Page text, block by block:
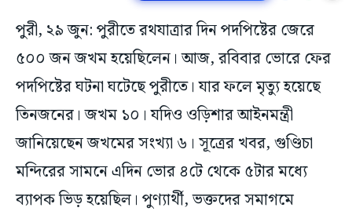
পুরী, ২৯ জুন: পুরীতে রথযাত্রার দিন পদপিষ্টের জেরে
৫০০ জন জখম হয়েছিলেন। আজ, রবিবার ভোরে ফের
পদপিষ্টের ঘটনা ঘটেছে পুরীতে। যার ফলে মৃত্যু হয়েছে
তিনজনের। জখম ১০। যদিও ওড়িশার আইনমন্ত্রী
জানিয়েছেন জখমের সংখ্যা ৬। সূত্রের খবর, গুণ্ডিচা
মন্দিরের সামনে এদিন ভোর ৪টে থেকে ৫টার মধ্যে
ব্যাপক ভিড় হয়েছিল। পুণ্যার্থী, ভক্তদের সমাগমে